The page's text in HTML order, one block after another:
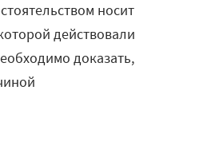
носит
действовали
доказать,